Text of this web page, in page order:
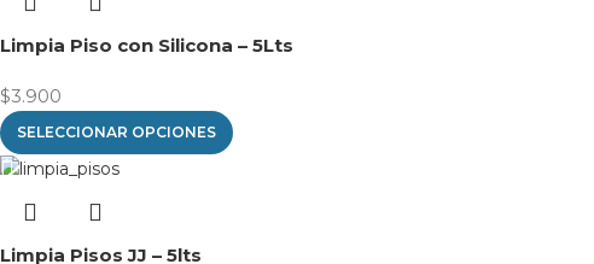
Limpia Piso con Silicona – 5Lts
$3.900
SELECCIONAR OPCIONES
Limpia Pisos JJ – 5lts